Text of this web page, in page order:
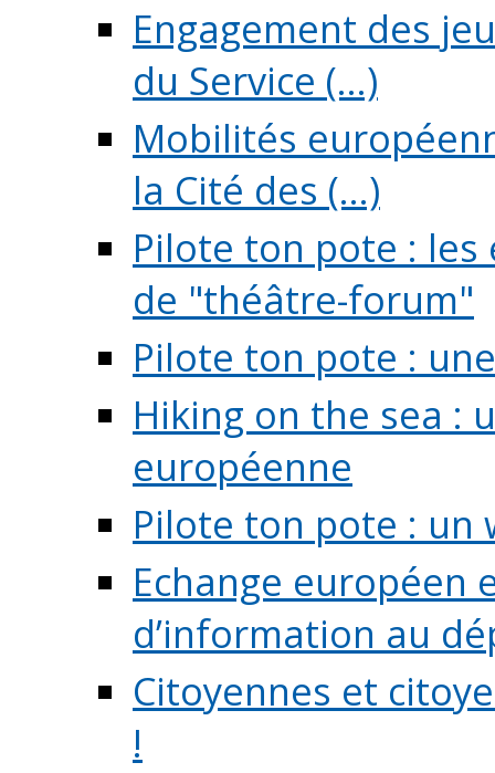
Engagement des
du Service (...)
Mobilités
la Cité des (...)
Pilote ton pote :
de "théâtre-forum"
Pilote ton pote :
Hiking on the sea :
européenne
Pilote ton pote : un
Echange européen
d’information au
Citoyennes et
!